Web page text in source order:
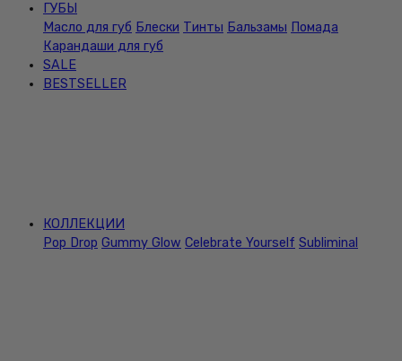
ГУБЫ
Масло для губ Блески Тинты Бальзамы Помада
Карандаши для губ
SALE
BESTSELLER
КОЛЛЕКЦИИ
Pop Drop Gummy Glow Celebrate Yourself Subliminal